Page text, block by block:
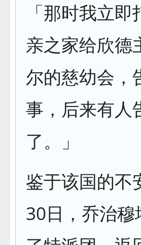
「那时我立
亲之家给欣德
尔的慈幼会，
事，后来有人
了。」
鉴于该国的不
30日，乔治